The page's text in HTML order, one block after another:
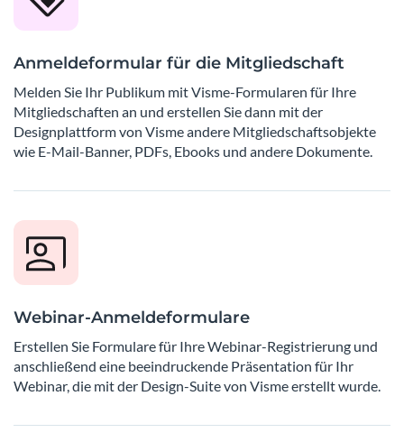
Anmeldeformular für die Mitgliedschaft
Melden Sie Ihr Publikum mit Visme-Formularen für Ihre
Mitgliedschaften an und erstellen Sie dann mit der
Designplattform von Visme andere Mitgliedschaftsobjekte
wie E-Mail-Banner, PDFs, Ebooks und andere Dokumente.
Webinar-Anmeldeformulare
Erstellen Sie Formulare für Ihre Webinar-Registrierung und
anschließend eine beeindruckende Präsentation für Ihr
Webinar, die mit der Design-Suite von Visme erstellt wurde.